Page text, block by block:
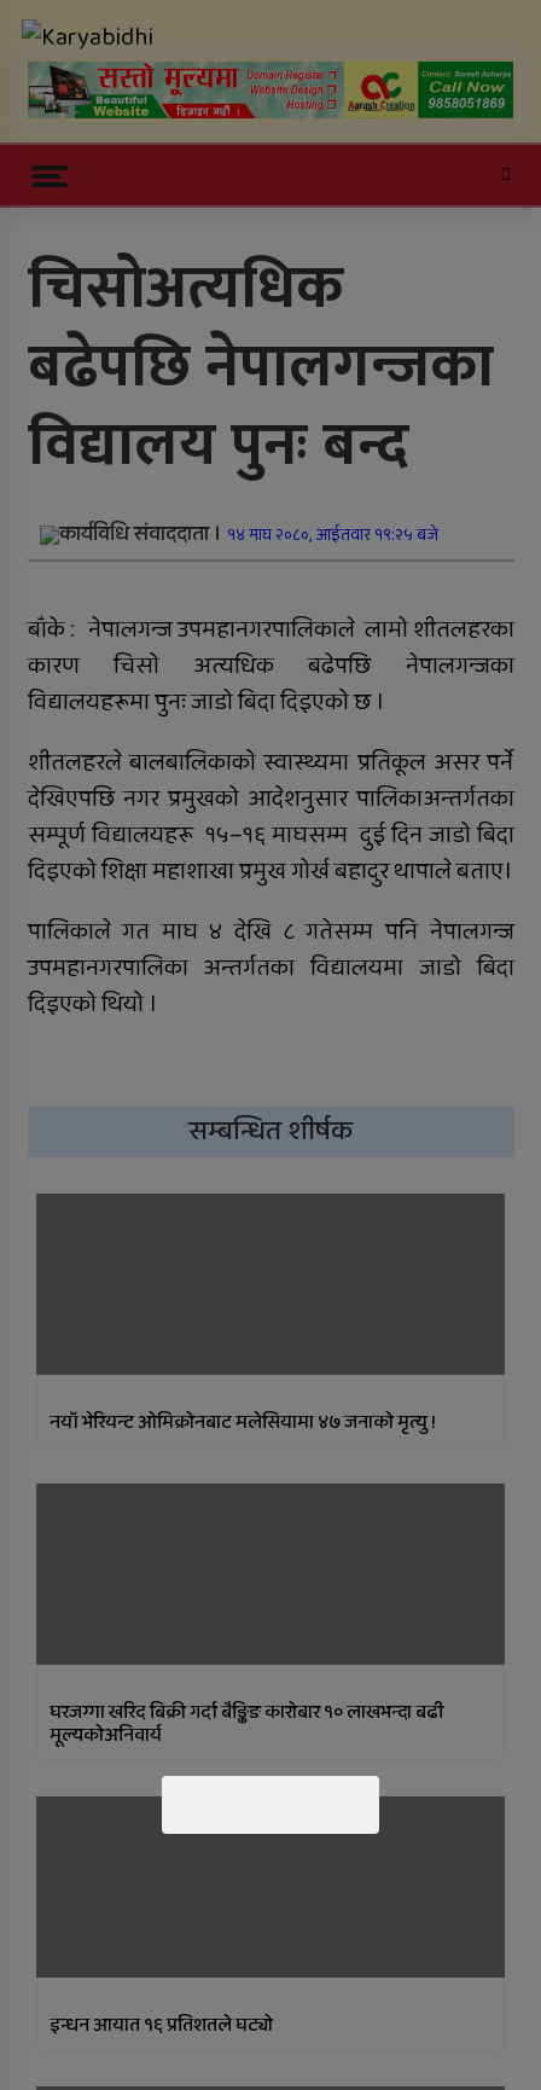
contentOnline News Portal
काठमाडौं उपत्यकाबाट बाहिरिने लामो
दूरीका सवारीसाधन बसपार्कमै रोकिए
काँक्रेविहारलाई विश्वस्तरीय पर्यटन केन्द्र
बनाउन सुझाव
सल्यानमा खोरेत रोग नियन्त्रणका लागि
जिल्ला अस्पतालमा जटिल शल्यक्रिया
समानताका लागि सरोकारवालाको १० बुँदे
प्रतिबद्धता
प्रदेशमै पहिलो प्रविधिमैत्री बन्दै विरेन्द्रनगर
कर्णालीमा विपद् प्रतिकार्य योजना लागू
रुकुम पश्चिमका छ स्थानीय तहले ल्याए
तिन अर्ब ६२ करोड बजेट
कालीकोटका नौ पालिकाको चार अर्ब ५५
करोड बजेट
कार्यक्रम
चिसोअत्यधिक
बढेपछि नेपालगन्जका
विद्यालय पुनः बन्द
कार्यविधि संवाददाता । १४ माघ २०८०, आईतवार १९:२५ बजे
बाँके : नेपालगन्ज उपमहानगरपालिकाले लामो शीतलहरका
कारण चिसो अत्यधिक बढेपछि नेपालगन्जका
विद्यालयहरूमा पुनः जाडो बिदा दिइएको छ ।
शीतलहरले बालबालिकाको स्वास्थ्यमा प्रतिकूल असर पर्ने
देखिएपछि नगर प्रमुखको आदेशनुसार पालिकाअन्तर्गतका
सम्पूर्ण विद्यालयहरू १५–१६ माघसम्म दुई दिन जाडो बिदा
दिइएको शिक्षा महाशाखा प्रमुख गोर्ख बहादुर थापाले बताए।
पालिकाले गत माघ ४ देखि ८ गतेसम्म पनि नेपालगन्ज
उपमहानगरपालिका अन्तर्गतका विद्यालयमा जाडो बिदा
दिइएको थियो ।
सम्बन्धित शीर्षक
नयाँ भेरियन्ट ओमिक्रोनबाट मलेसियामा ४७ जनाको मृत्यु !
घरजग्गा खरिद बिक्री गर्दा बैङ्किङ कारोबार १० लाखभन्दा बढी
मूल्यकोअनिवार्य
इन्धन आयात १६ प्रतिशतले घट्यो